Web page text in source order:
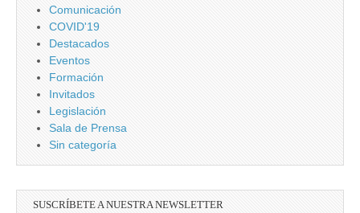
Comunicación
COVID'19
Destacados
Eventos
Formación
Invitados
Legislación
Sala de Prensa
Sin categoría
SUSCRÍBETE A NUESTRA NEWSLETTER